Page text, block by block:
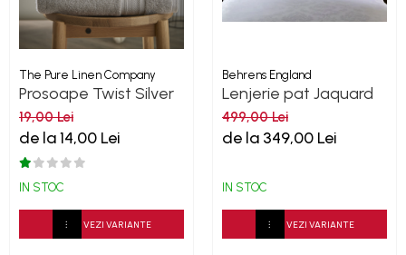
The Pure Linen Company
Prosoape Twist Silver
500GSM
19,00 Lei
de la 14,00 Lei
IN STOC
VEZI VARIANTE
Behrens England
Lenjerie pat Jaquard
bumbac 400TC
Damask - Alb
499,00 Lei
de la 349,00 Lei
IN STOC
VEZI VARIANTE